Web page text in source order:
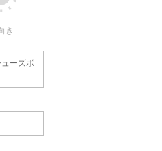
き
ーズボ